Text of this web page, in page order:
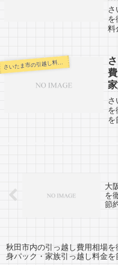
技
さ
を
料
い
さいたま市の引越し料金・代金相場・見積り情報
さ
を
を
大
を
節
秋田市内の引っ越し費用相場を
身パック・家族引っ越し料金を